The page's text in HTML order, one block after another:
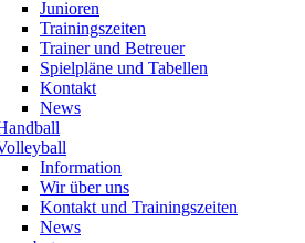
Junioren
Trainingszeiten
Trainer und Betreuer
Spielpläne und Tabellen
Kontakt
News
Information
Wir über uns
Kontakt und Trainingszeiten
News